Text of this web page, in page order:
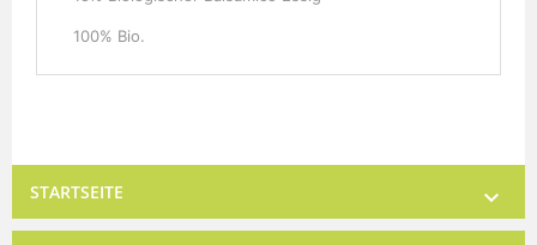
100% Bio.
STARTSEITE 